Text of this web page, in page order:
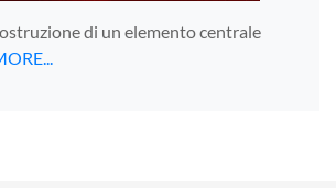
di un elemento centrale